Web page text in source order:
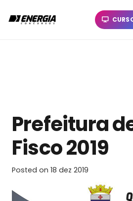
Prefeitura
Fisco 2019
Posted on 18 dez 2019